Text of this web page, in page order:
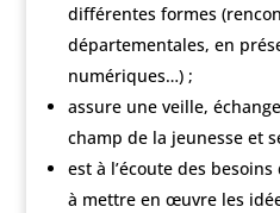
différentes formes
départementales, en
numériques…) ;
assure une veille,
champ de la jeunesse et
est à l’écoute des
à mettre en œuvre les